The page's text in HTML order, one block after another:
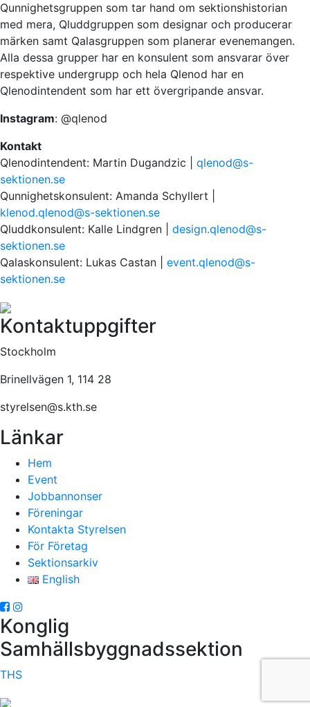
Qunnighetsgruppen som tar hand om sektionshistorian
med mera, Qluddgruppen som designar och producerar
märken samt Qalasgruppen som planerar evenemangen.
Alla dessa grupper har en konsulent som ansvarar över
respektive undergrupp och hela Qlenod har en
Qlenodintendent som har ett övergripande ansvar.
Instagram: @qlenod
Kontakt
Qlenodintendent: Martin Dugandzic
qlenod@s-
sektionen.se
Qunnighetskonsulent: Amanda Schyllert |
klenod.qlenod@s-sektionen.se
Qluddkonsulent: Kalle Lindgren
design.qlenod@s-
sektionen.se
Qalaskonsulent: Lukas Castan
event.qlenod@s-
sektionen.se
Kontaktuppgifter
Stockholm
Brinellvägen 1, 114 28
styrelsen@s.kth.se
Länkar
Hem
Event
Jobbannonser
Föreningar
Kontakta Styrelsen
För Företag
Sektionsarkiv
English
Konglig
Samhällsbyggnadssektion
THS